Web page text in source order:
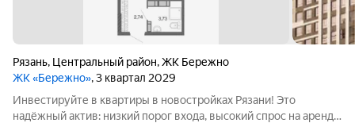
Рязань, Центральный район,ЖК Бережно
ЖК «Бережно», 3 квартал 2029
Инвестируйте в квартиры в новостройках Рязани! Это
надёжный актив: низкий порог входа, высокий спрос на аренду